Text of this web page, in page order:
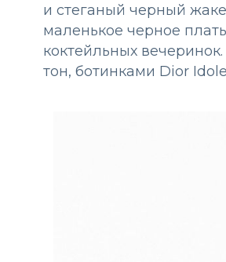
и стеганый черный
маленькое черное
коктейльных
тон, ботинками Dior